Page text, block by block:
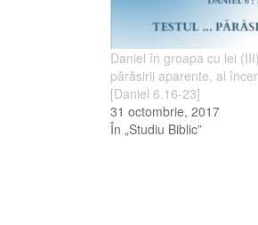
Daniel în groapa cu lei
părăsirii aparente, al
[Daniel 6.16-23]
31 octombrie, 2017
În „Studiu Biblic”